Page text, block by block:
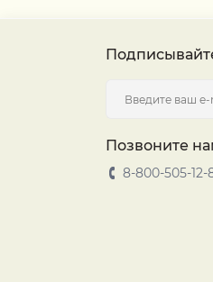
Позвоните
8-800-505-12-